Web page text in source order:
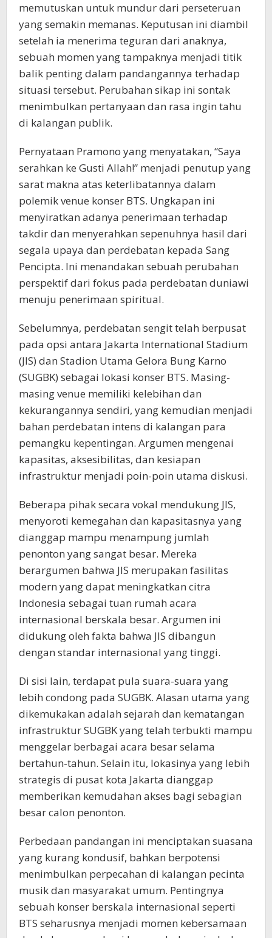
memutuskan untuk mundur dari perseteruan
yang semakin memanas. Keputusan ini diambil
setelah ia menerima teguran dari anaknya,
sebuah momen yang tampaknya menjadi titik
balik penting dalam pandangannya terhadap
situasi tersebut. Perubahan sikap ini sontak
menimbulkan pertanyaan dan rasa ingin tahu
di kalangan publik.
Pernyataan Pramono yang menyatakan, “Saya
serahkan ke Gusti Allah!” menjadi penutup yang
sarat makna atas keterlibatannya dalam
polemik venue konser BTS. Ungkapan ini
menyiratkan adanya penerimaan terhadap
takdir dan menyerahkan sepenuhnya hasil dari
segala upaya dan perdebatan kepada Sang
Pencipta. Ini menandakan sebuah perubahan
perspektif dari fokus pada perdebatan duniawi
menuju penerimaan spiritual.
Sebelumnya, perdebatan sengit telah berpusat
pada opsi antara Jakarta International Stadium
(JIS) dan Stadion Utama Gelora Bung Karno
(SUGBK) sebagai lokasi konser BTS. Masing-
masing venue memiliki kelebihan dan
kekurangannya sendiri, yang kemudian menjadi
bahan perdebatan intens di kalangan para
pemangku kepentingan. Argumen mengenai
kapasitas, aksesibilitas, dan kesiapan
infrastruktur menjadi poin-poin utama diskusi.
Beberapa pihak secara vokal mendukung JIS,
menyoroti kemegahan dan kapasitasnya yang
dianggap mampu menampung jumlah
penonton yang sangat besar. Mereka
berargumen bahwa JIS merupakan fasilitas
modern yang dapat meningkatkan citra
Indonesia sebagai tuan rumah acara
internasional berskala besar. Argumen ini
didukung oleh fakta bahwa JIS dibangun
dengan standar internasional yang tinggi.
Di sisi lain, terdapat pula suara-suara yang
lebih condong pada SUGBK. Alasan utama yang
dikemukakan adalah sejarah dan kematangan
infrastruktur SUGBK yang telah terbukti mampu
menggelar berbagai acara besar selama
bertahun-tahun. Selain itu, lokasinya yang lebih
strategis di pusat kota Jakarta dianggap
memberikan kemudahan akses bagi sebagian
besar calon penonton.
Perbedaan pandangan ini menciptakan suasana
yang kurang kondusif, bahkan berpotensi
menimbulkan perpecahan di kalangan pecinta
musik dan masyarakat umum. Pentingnya
sebuah konser berskala internasional seperti
BTS seharusnya menjadi momen kebersamaan